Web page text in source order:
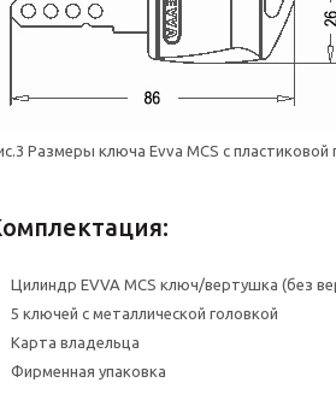
Размеры ключа Evva MCS с пластиковой
Цилиндр EVVA MCS ключ/вертушка (без
5 ключей с металлической головкой
Карта владельца
Фирменная упаковка